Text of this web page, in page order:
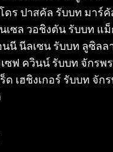
ดร ปาสคัล รับบท มาร์
เซล วอชิงตัน รับบท แ
นี นีลเซน รับบท ลูซิลล
ซฟ ควินน์ รับบท จักรพ
ด เฮชิงเกอร์ รับบท จัก